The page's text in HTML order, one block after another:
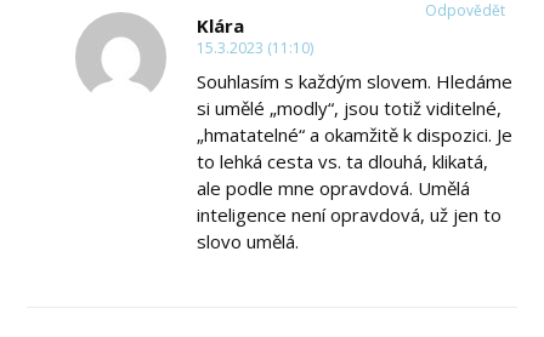
Klára
15.3.2023 (11:10)
Souhlasím s každým slovem. Hledáme
si umělé „modly“, jsou totiž viditelné,
„hmatatelné“ a okamžitě k dispozici. Je
to lehká cesta vs. ta dlouhá, klikatá,
ale podle mne opravdová. Umělá
inteligence není opravdová, už jen to
slovo umělá.
Odpovědět